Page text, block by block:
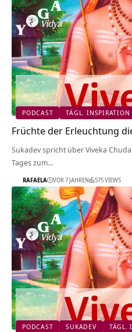
PODCAST TÄGL. INSPIRATION
Früchte der Erleuchtung
Sukadev spricht über Viveka
Tages zum…
RAFAELA VOR 7 JAHREN 575 VIEWS
PODCAST SUKADEV TÄGL.